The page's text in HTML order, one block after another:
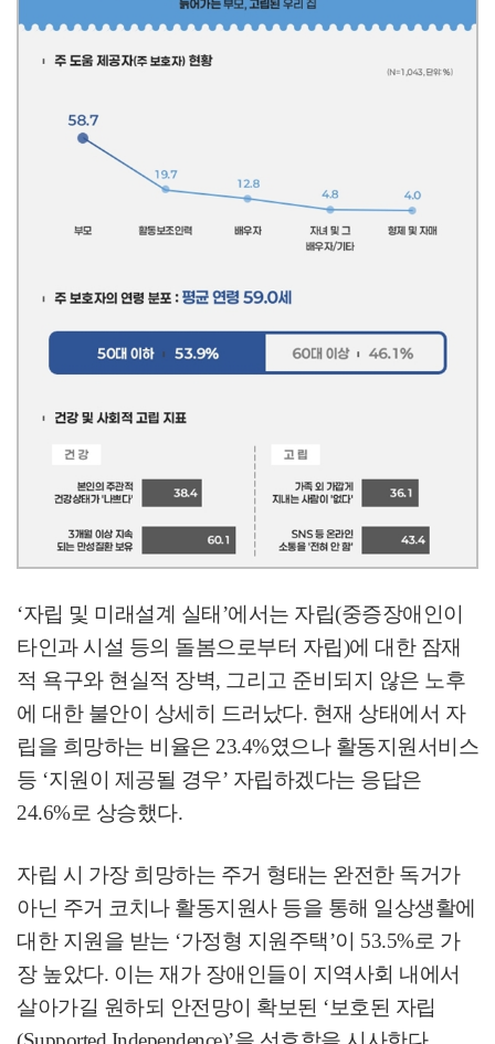
‘자립 및 미래설계 실태 ’에서는 자립(중증장애인이
타인과 시설 등의 돌봄으로부터 자립)에 대한 잠재
적 욕구와 현실적 장벽, 그리고 준비되지 않은 노후
에 대한 불안이 상세히 드러났다. 현재 상태에서 자
립을 희망하는 비율은 23.4%였으나 활동지원서비스
등 ‘지원이 제공될 경우’ 자립하겠다는 응답은
24.6%로 상승했다.
자립 시 가장 희망하는 주거 형태는 완전한 독거가
아닌 주거 코치나 활동지원사 등을 통해 일상생활에
대한 지원을 받는 ‘가정형 지원주택’이 53.5%로 가
장 높았다. 이는 재가 장애인들이 지역사회 내에서
살아가길 원하되 안전망이 확보된 ‘보호된 자립